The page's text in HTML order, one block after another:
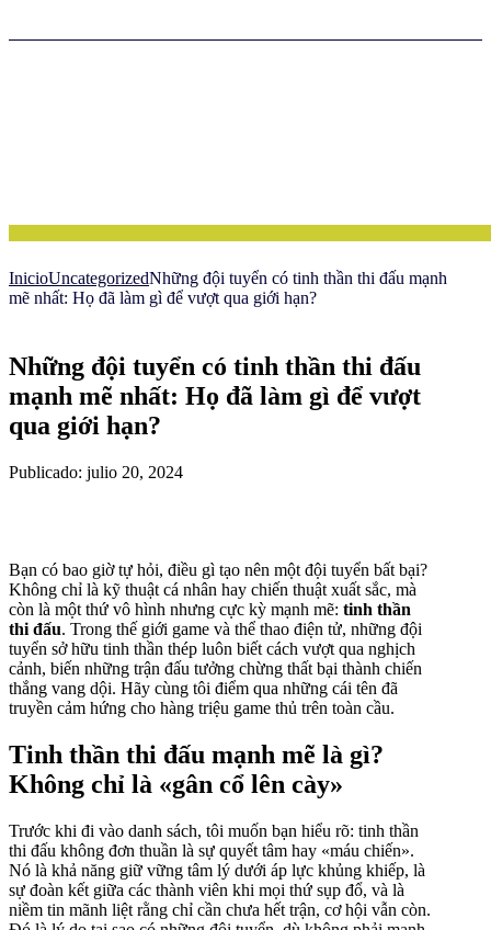
InicioUncategorizedNhững đội tuyển có tinh thần thi đấu mạnh
mẽ nhất: Họ đã làm gì để vượt qua giới hạn?
Những đội tuyển có tinh thần thi đấu
mạnh mẽ nhất: Họ đã làm gì để vượt
qua giới hạn?
Publicado: julio 20, 2024
Bạn có bao giờ tự hỏi, điều gì tạo nên một đội tuyển bất bại?
Không chỉ là kỹ thuật cá nhân hay chiến thuật xuất sắc, mà
còn là một thứ vô hình nhưng cực kỳ mạnh mẽ: tinh thần
thi đấu. Trong thế giới game và thể thao điện tử, những đội
tuyển sở hữu tinh thần thép luôn biết cách vượt qua nghịch
cảnh, biến những trận đấu tưởng chừng thất bại thành chiến
thắng vang dội. Hãy cùng tôi điểm qua những cái tên đã
truyền cảm hứng cho hàng triệu game thủ trên toàn cầu.
Tinh thần thi đấu mạnh mẽ là gì?
Không chỉ là «gân cổ lên cày»
Trước khi đi vào danh sách, tôi muốn bạn hiểu rõ: tinh thần
thi đấu không đơn thuần là sự quyết tâm hay «máu chiến».
Nó là khả năng giữ vững tâm lý dưới áp lực khủng khiếp, là
sự đoàn kết giữa các thành viên khi mọi thứ sụp đổ, và là
niềm tin mãnh liệt rằng chỉ cần chưa hết trận, cơ hội vẫn còn.